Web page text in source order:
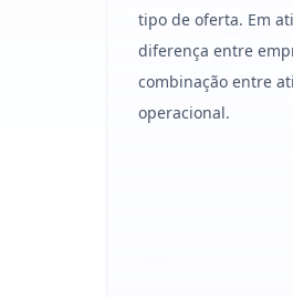
tipo de oferta. Em
diferença entre
combinação entre
operacional.